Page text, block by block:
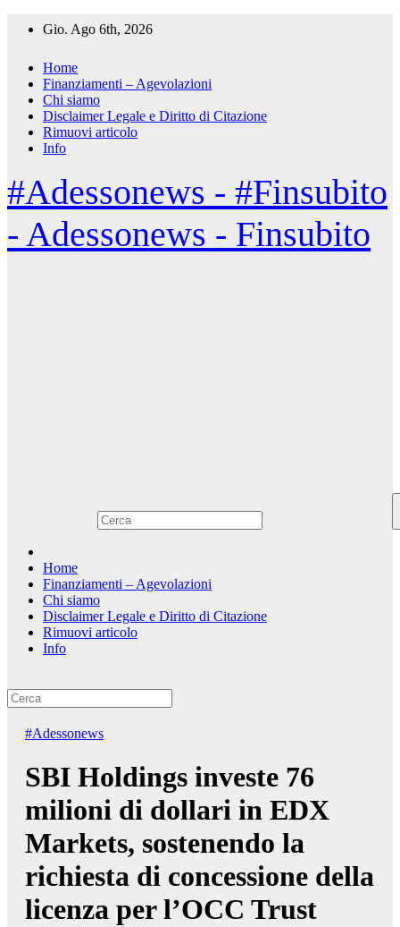
Gio. Ago 6th, 2026
Home
Finanziamenti – Agevolazioni
Chi siamo
Disclaimer Legale e Diritto di Citazione
Rimuovi articolo
Info
#Adessonews - #Finsubito
- Adessonews - Finsubito
Home
Finanziamenti – Agevolazioni
Chi siamo
Disclaimer Legale e Diritto di Citazione
Rimuovi articolo
Info
#Adessonews
SBI Holdings investe 76
milioni di dollari in EDX
Markets, sostenendo la
richiesta di concessione della
licenza per l’OCC Trust